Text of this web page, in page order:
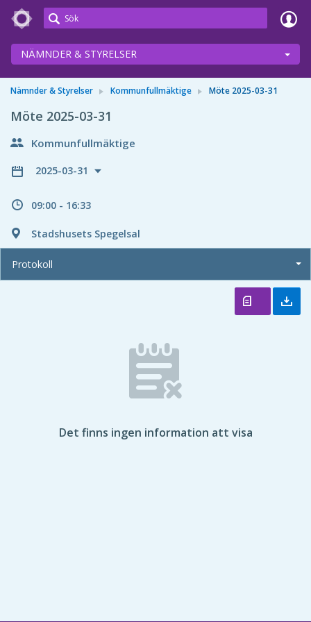
Meetings+
NÄMNDER & STYRELSER
Nämnder & Styrelser Kommunfullmäktige Möte 2025-03-31
Möte 2025-03-31
Kommunfullmäktige
2025-03-31
09:00 - 16:33
Stadshusets Spegelsal
Protokoll
Det finns ingen information att visa